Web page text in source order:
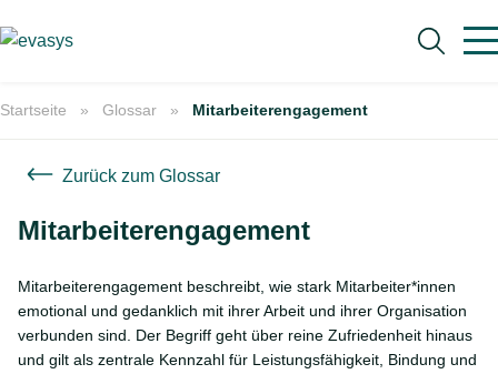
Suche
Startseite Glossar Mitarbeiterengagement
Zurück zum Glossar
Mitarbeiterengagement
Mitarbeiterengagement beschreibt, wie stark Mitarbeiter*innen
emotional und gedanklich mit ihrer Arbeit und ihrer Organisation
verbunden sind. Der Begriff geht über reine Zufriedenheit hinaus
und gilt als zentrale Kennzahl für Leistungsfähigkeit, Bindung und